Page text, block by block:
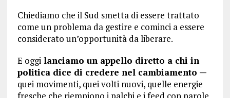
Chiediamo che il Sud smetta di essere trattato
come un problema da gestire e cominci a essere
considerato un’opportunità da liberare.
E oggilanciamo un appello diretto a chi in
politica dice di credere nel cambiamento —
quei movimenti, quei volti nuovi, quelle energie